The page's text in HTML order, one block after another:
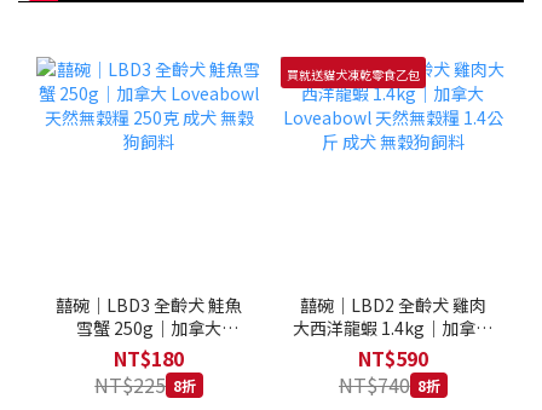
囍碗｜LBD3 全齡犬 鮭魚
雪蟹 250g｜加拿大
Loveabowl 天然無穀糧
250克 成犬 無穀狗飼料
NT$180
NT$225 8折
買就送貓犬凍乾零食乙包
囍碗｜LBD2 全齡犬 雞肉
大西洋龍蝦 1.4kg｜加拿大
Loveabowl 天然無穀糧
1.4公斤 成犬 無穀狗飼料
NT$590
NT$740 8折